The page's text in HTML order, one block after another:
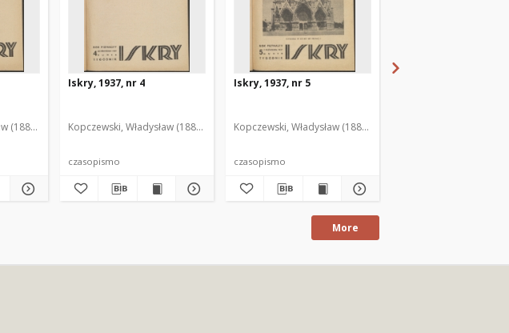
(1888-1969). Red. i Wyd.
Iskry, 1937, nr 4
Kopczewski, Władysław (1888-1969). Red. i Wyd.
czasopismo
Iskry, 1937, nr 5
Kopczewski, Władysław (1888-1969). Red. i Wyd.
czasopismo
More